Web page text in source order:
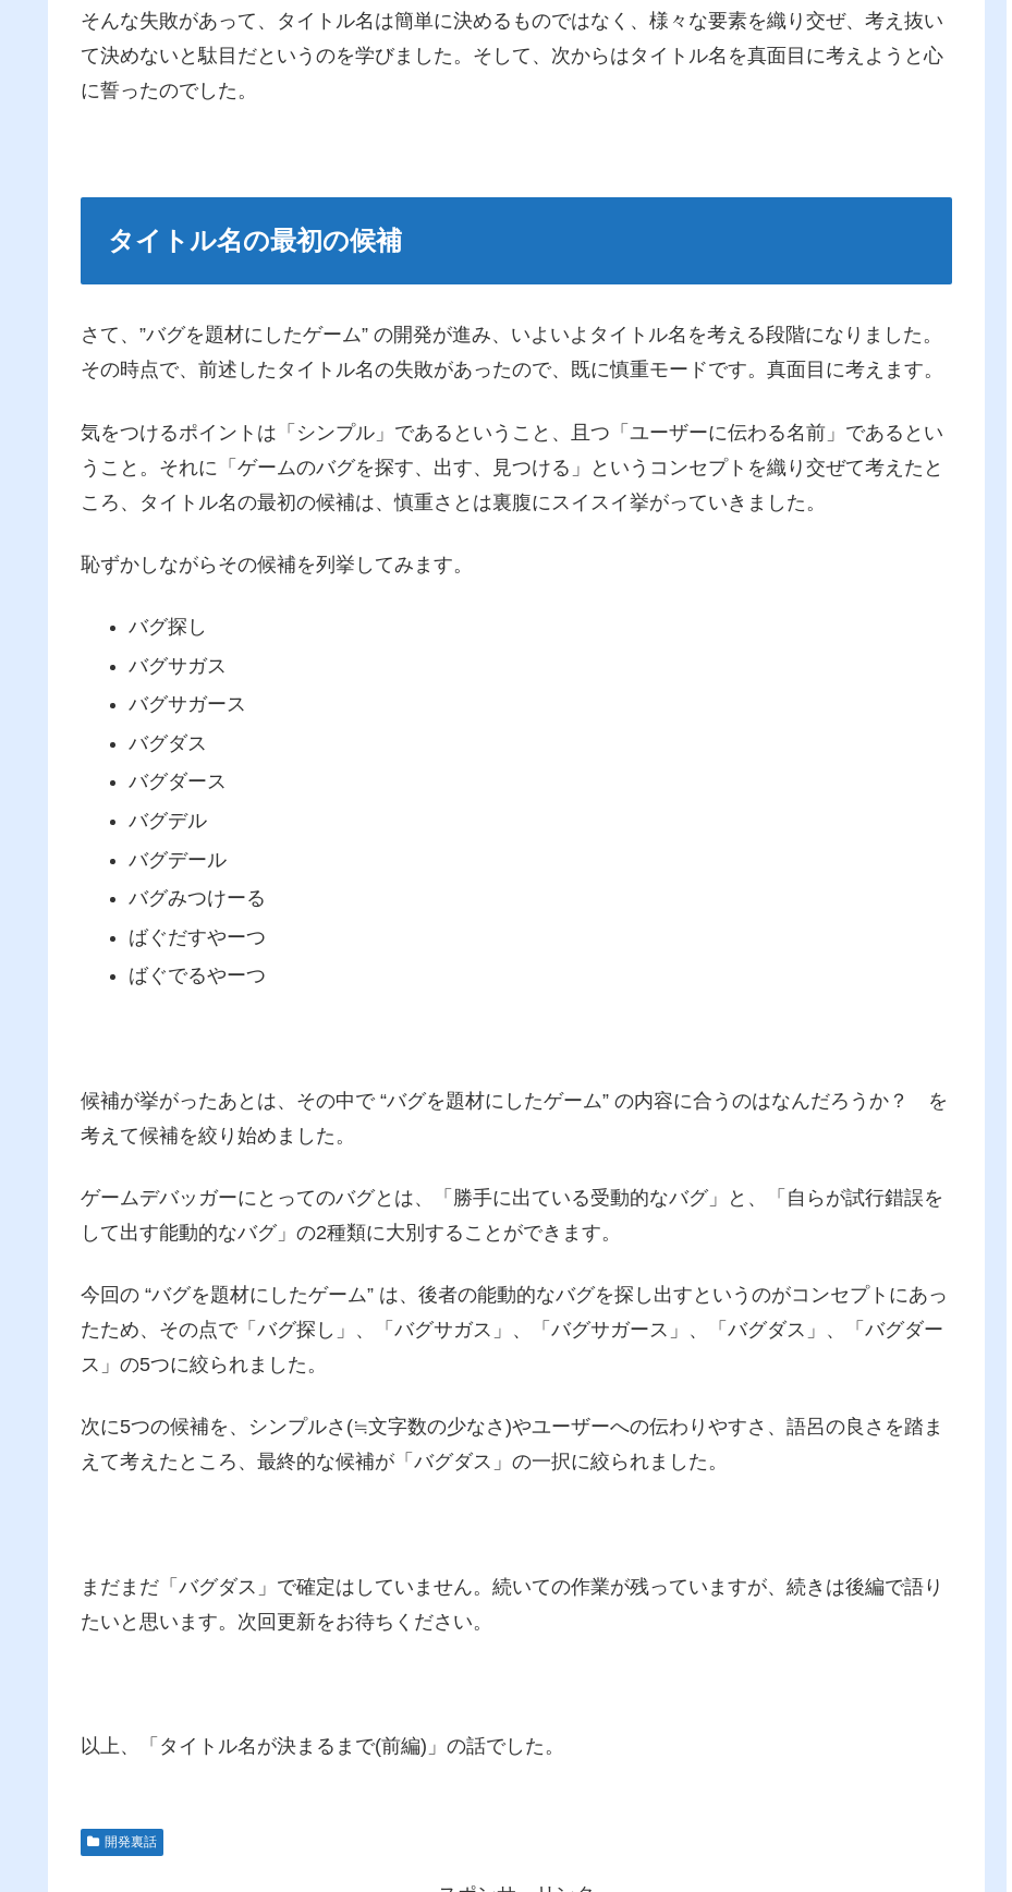
そんな失敗があって、タイトル名は簡単に決めるものではなく、様々な要素を織り交ぜ、考え抜い
て決めないと駄目だというのを学びました。そして、次からはタイトル名を真面目に考えようと心
に誓ったのでした。
タイトル名の最初の候補
さて、”バグを題材にしたゲーム” の開発が進み、いよいよタイトル名を考える段階になりました。
その時点で、前述したタイトル名の失敗があったので、既に慎重モードです。真面目に考えます。
気をつけるポイントは「シンプル」であるということ、且つ「ユーザーに伝わる名前」であるとい
うこと。それに「ゲームのバグを探す、出す、見つける」というコンセプトを織り交ぜて考えたと
ころ、タイトル名の最初の候補は、慎重さとは裏腹にスイスイ挙がっていきました。
恥ずかしながらその候補を列挙してみます。
バグ探し
バグサガス
バグサガース
バグダス
バグダース
バグデル
バグデール
バグみつけーる
ばぐだすやーつ
ばぐでるやーつ
候補が挙がったあとは、その中で “バグを題材にしたゲーム” の内容に合うのはなんだろうか？ を
考えて候補を絞り始めました。
ゲームデバッガーにとってのバグとは、「勝手に出ている受動的なバグ」と、「自らが試行錯誤を
して出す能動的なバグ」の2種類に大別することができます。
今回の “バグを題材にしたゲーム” は、後者の能動的なバグを探し出すというのがコンセプトにあっ
たため、その点で「バグ探し」、「バグサガス」、「バグサガース」、「バグダス」、「バグダー
ス」の5つに絞られました。
次に5つの候補を、シンプルさ(≒文字数の少なさ)やユーザーへの伝わりやすさ、語呂の良さを踏ま
えて考えたところ、最終的な候補が「バグダス」の一択に絞られました。
まだまだ「バグダス」で確定はしていません。続いての作業が残っていますが、続きは後編で語り
たいと思います。次回更新をお待ちください。
以上、「タイトル名が決まるまで(前編)」の話でした。
開発裏話